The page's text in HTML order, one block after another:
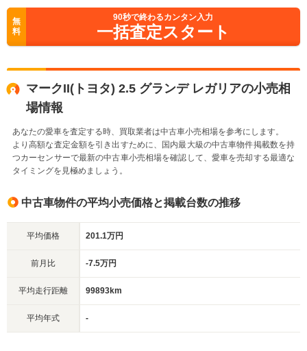
無
料
90秒で終わるカンタン入力
一括査定スタート
マークII(トヨタ) 2.5 グランデ レガリアの小売相
場情報
あなたの愛車を査定する時、買取業者は中古車小売相場を参考にします。
より高額な査定金額を引き出すために、国内最大級の中古車物件掲載数を持
つカーセンサーで最新の中古車小売相場を確認して、愛車を売却する最適な
タイミングを見極めましょう。
中古車物件の平均小売価格と掲載台数の推移
平均価格 201.1万円
前月比 -7.5万円
平均走行距離 99893km
平均年式 -